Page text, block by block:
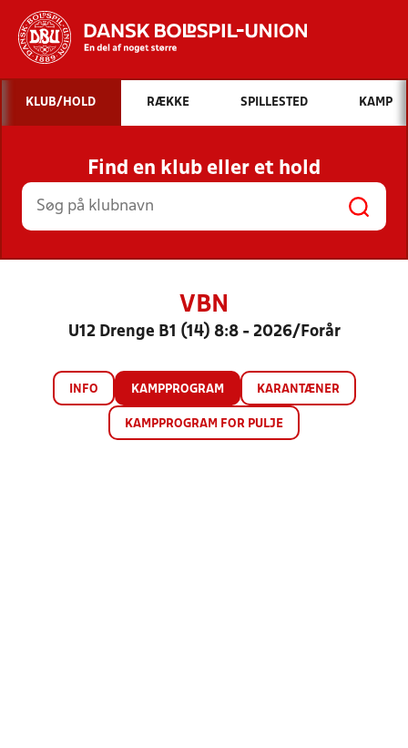
Hvad vil du søge efter?
INDHOLD OG NYHEDER
STILLINGER, RESULTATER, KLUBBER OG
HOLD
KLUB/HOLD RÆKKE SPILLESTED KAMP
Find en klub eller et hold
VBN
U12 Drenge B1 (14) 8:8 - 2026/Forår
INFO KAMPPROGRAM KARANTÆNER
KAMPPROGRAM FOR PULJE